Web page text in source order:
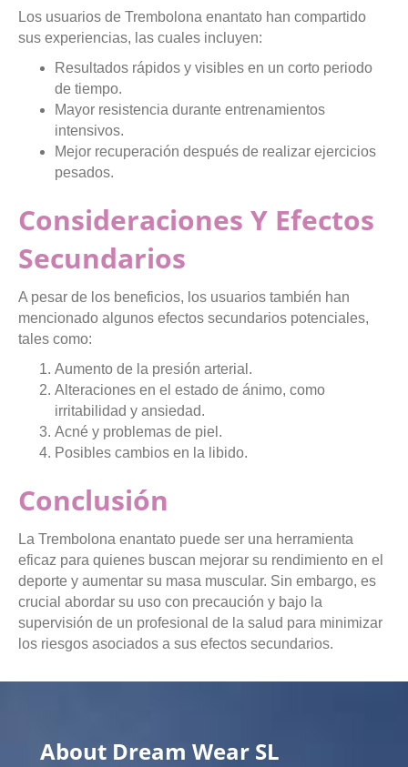
Los usuarios de Trembolona enantato han compartido
sus experiencias, las cuales incluyen:
Resultados rápidos y visibles en un corto periodo
de tiempo.
Mayor resistencia durante entrenamientos
intensivos.
Mejor recuperación después de realizar ejercicios
pesados.
Consideraciones Y Efectos
Secundarios
A pesar de los beneficios, los usuarios también han
mencionado algunos efectos secundarios potenciales,
tales como:
Aumento de la presión arterial.
Alteraciones en el estado de ánimo, como
irritabilidad y ansiedad.
Acné y problemas de piel.
Posibles cambios en la libido.
Conclusión
La Trembolona enantato puede ser una herramienta
eficaz para quienes buscan mejorar su rendimiento en el
deporte y aumentar su masa muscular. Sin embargo, es
crucial abordar su uso con precaución y bajo la
supervisión de un profesional de la salud para minimizar
los riesgos asociados a sus efectos secundarios.
About Dream Wear SL